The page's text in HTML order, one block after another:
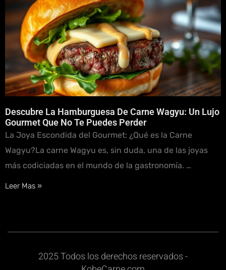
Descubre La Hamburguesa De Carne Wagyu: Un Lujo
Gourmet Que No Te Puedes Perder
La Joya Escondida del Gourmet: ¿Qué es la Carne
Wagyu?La carne Wagyu es, sin duda, una de las joyas
más codiciadas en el mundo de la gastronomía. …
Leer Mas »
2025 Todos los derechos reservados -